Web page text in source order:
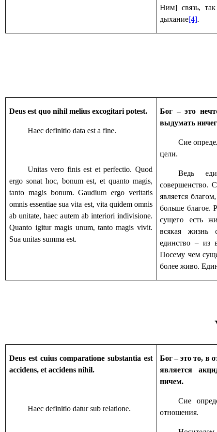
Ним] связь,
дыхание[4].
Deus est quo nihil melius excogitari potest.
Haec definitio data est a fine.
Unitas vero finis est et perfectio. Quod
ergo sonat hoc, bonum est, et quanto magis,
tanto magis bonum. Gaudium ergo veritatis
omnis essentiae sua vita est, vita quidem omnis
ab unitate, haec autem ab interiori indivisione.
Quanto igitur magis unum, tanto magis vivit.
Sua unitas summa est.
Бог – это
выдумать
Сие
цели.
Ведь
совершенство.
является
больше благое.
сущего есть
всякая жизнь
единство – из
Посему чем
более живо.
Deus est cuius comparatione substantia est
accidens, et accidens nihil.
Haec definitio datur sub relatione.
Бог – это то, в
является
ничем.
Сие
отношения.